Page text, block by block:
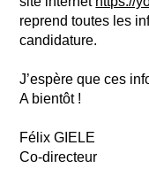
reprend toutes les
candidature.
J’espère que ces
A bientôt !
Félix GIELE
Co-directeur